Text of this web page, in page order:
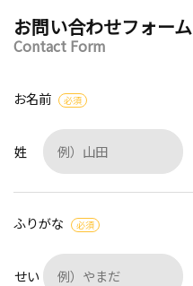
お問い合わせフォーム
Contact Form
お名前 必須
姓
ふりがな 必須
せい